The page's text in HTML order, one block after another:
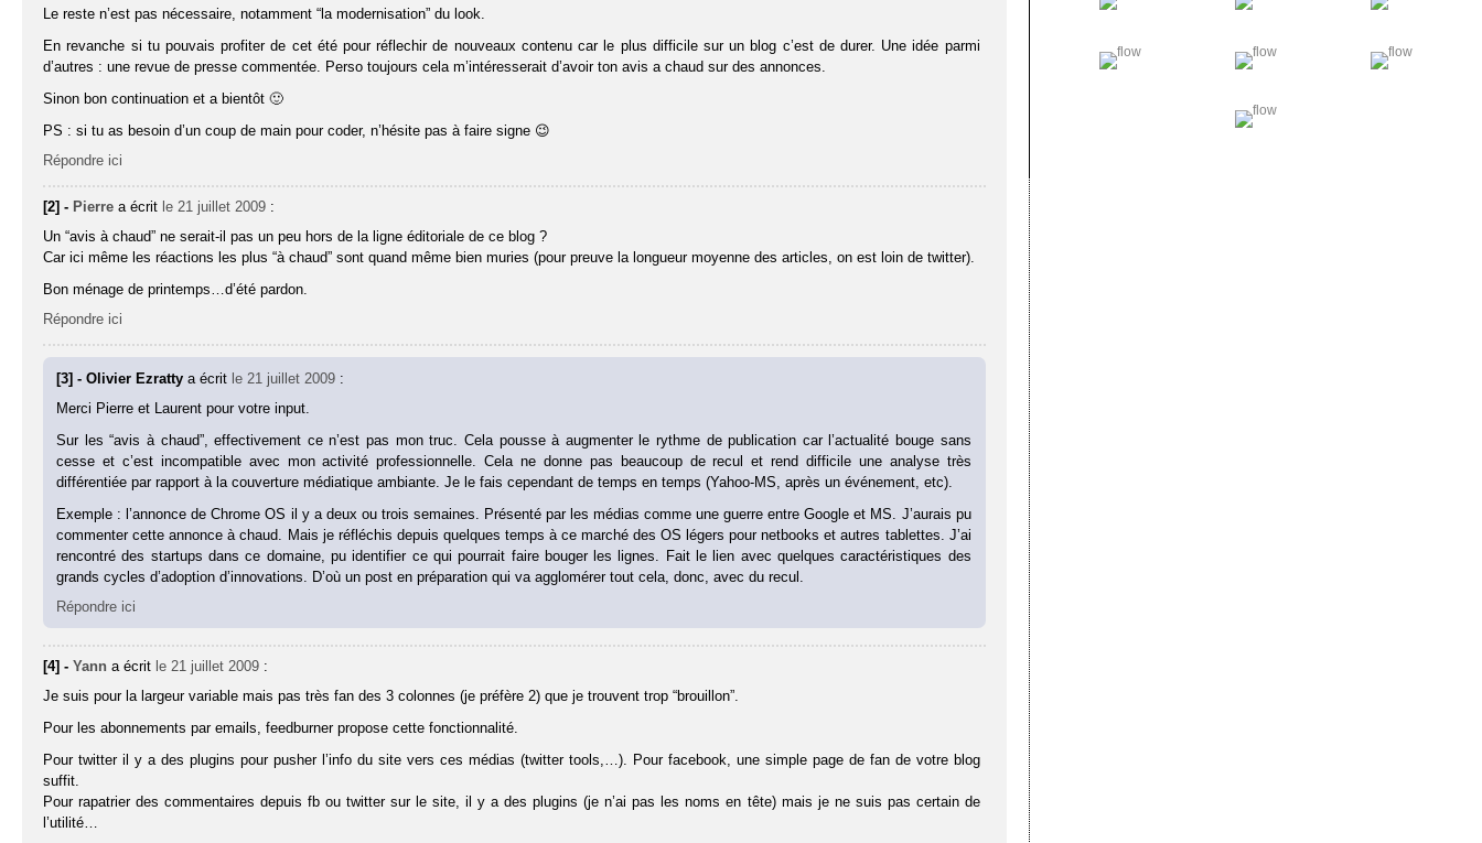
Le reste n’est pas nécessaire, notamment “la modernisation” du look.
En revanche si tu pouvais profiter de cet été pour réflechir de nouveaux contenu car le plus difficile sur un blog c’est de durer. Une idée parmi
d’autres : une revue de presse commentée. Perso toujours cela m’intéresserait d’avoir ton avis a chaud sur des annonces.
Sinon bon continuation et a bientôt 🙂
PS : si tu as besoin d’un coup de main pour coder, n’hésite pas à faire signe 😉
Répondre ici
[2] - Pierre a écrit le 21 juillet 2009 :
Un “avis à chaud” ne serait-il pas un peu hors de la ligne éditoriale de ce blog ?
Car ici même les réactions les plus “à chaud” sont quand même bien muries (pour preuve la longueur moyenne des articles, on est loin de twitter).
Bon ménage de printemps…d’été pardon.
Répondre ici
[3] - Olivier Ezrattya écrit le 21 juillet 2009 :
Merci Pierre et Laurent pour votre input.
Sur les “avis à chaud”, effectivement ce n’est pas mon truc. Cela pousse à augmenter le rythme de publication car l’actualité bouge sans
cesse et c’est incompatible avec mon activité professionnelle. Cela ne donne pas beaucoup de recul et rend difficile une analyse très
différentiée par rapport à la couverture médiatique ambiante. Je le fais cependant de temps en temps (Yahoo-MS, après un événement, etc).
Exemple : l’annonce de Chrome OS il y a deux ou trois semaines. Présenté par les médias comme une guerre entre Google et MS. J’aurais pu
commenter cette annonce à chaud. Mais je réfléchis depuis quelques temps à ce marché des OS légers pour netbooks et autres tablettes. J’ai
rencontré des startups dans ce domaine, pu identifier ce qui pourrait faire bouger les lignes. Fait le lien avec quelques caractéristiques des
grands cycles d’adoption d’innovations. D’où un post en préparation qui va agglomérer tout cela, donc, avec du recul.
Répondre ici
[4] -Yann a écrit le 21 juillet 2009 :
Je suis pour la largeur variable mais pas très fan des 3 colonnes (je préfère 2) que je trouvent trop “brouillon”.
Pour les abonnements par emails, feedburner propose cette fonctionnalité.
Pour twitter il y a des plugins pour pusher l’info du site vers ces médias (twitter tools,…). Pour facebook, une simple page de fan de votre blog
suffit.
Pour rapatrier des commentaires depuis fb ou twitter sur le site, il y a des plugins (je n’ai pas les noms en tête) mais je ne suis pas certain de
l’utilité…